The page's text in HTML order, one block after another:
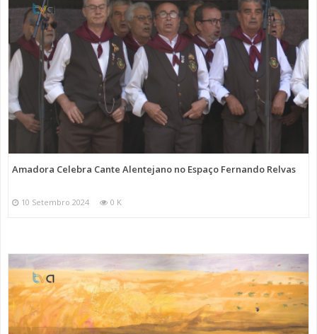
Amadora Celebra Cante Alentejano no Espaço Fernando Relvas
10 Setembro 2024 0 K